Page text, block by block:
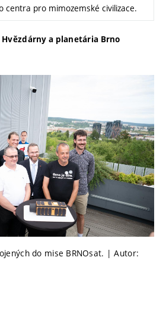
centra pro mimozemské civilizace.
a planetária Brno
do mise BRNOsat. | Autor: